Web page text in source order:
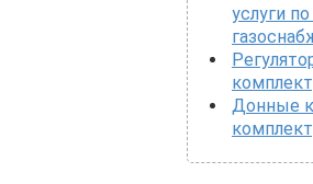
услуги
Донные